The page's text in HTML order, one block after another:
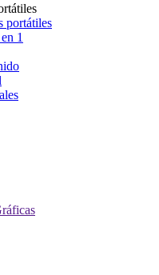
portátiles
1